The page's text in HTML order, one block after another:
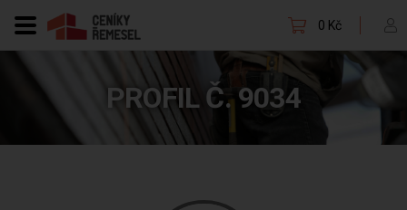
0 Kč
PROFIL Č. 9034